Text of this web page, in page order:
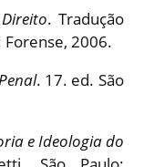
. Tradução
Forense, 2006.
. 17. ed. São
e Ideologia do